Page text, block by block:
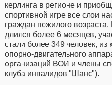
керлинга в регионе и
спортивной игре все слои
граждан пожилого
длился более 6 месяцев,
стали более 349 человек,
опорно-двигательного
организаций ВОИ и члены
клуба инвалидов "Шанс").